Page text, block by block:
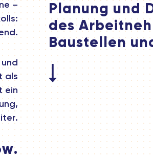
Planung und
des
Baustellen
–
als
ein